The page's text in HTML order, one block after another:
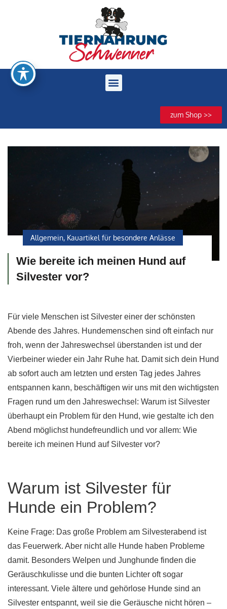
zum Shop >>
Allgemein, Kauartikel für besondere Anlässe
Wie bereite ich meinen Hund auf
Silvester vor?
Für viele Menschen ist Silvester einer der schönsten
Abende des Jahres. Hundemenschen sind oft einfach nur
froh, wenn der Jahreswechsel überstanden ist und der
Vierbeiner wieder ein Jahr Ruhe hat. Damit sich dein Hund
ab sofort auch am letzten und ersten Tag jedes Jahres
entspannen kann, beschäftigen wir uns mit den wichtigsten
Fragen rund um den Jahreswechsel: Warum ist Silvester
überhaupt ein Problem für den Hund, wie gestalte ich den
Abend möglichst hundefreundlich und vor allem: Wie
bereite ich meinen Hund auf Silvester vor?
Warum ist Silvester für
Hunde ein Problem?
Keine Frage: Das große Problem am Silvesterabend ist
das Feuerwerk. Aber nicht alle Hunde haben Probleme
damit. Besonders Welpen und Junghunde finden die
Geräuschkulisse und die bunten Lichter oft sogar
interessant. Viele ältere und gehörlose Hunde sind an
Silvester entspannt, weil sie die Geräusche nicht hören –